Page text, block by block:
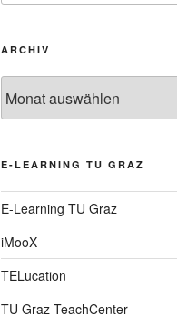
ARCHIV
E-LEARNING TU GRAZ
E-Learning TU Graz
iMooX
TELucation
TU Graz TeachCenter